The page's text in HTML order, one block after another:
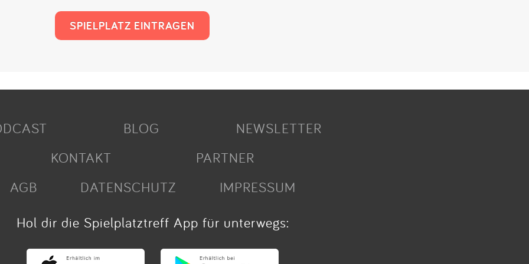
SPIELPLATZ EINTRAGEN
BLOG
NEWSLETTER
KONTAKT
PARTNER
AGB
DATENSCHUTZ
IMPRESSUM
Hol dir die Spielplatztreff App für unterwegs: